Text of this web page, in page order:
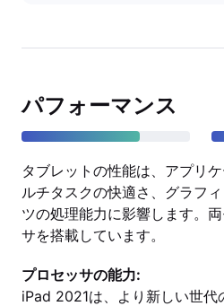
パフォーマンス
タブレットの性能は、アプリ
ルチタスクの快適さ、グラフ
ツの処理能力に影響します。
サを搭載しています。
プロセッサの能力:
iPad 2021は、より新しい世代